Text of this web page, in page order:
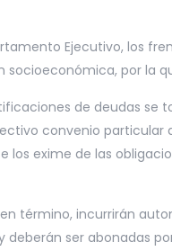
Ejecutivo, los
por la
de deudas
convenio
los exime de las
término, incurrirán
ser abonadas